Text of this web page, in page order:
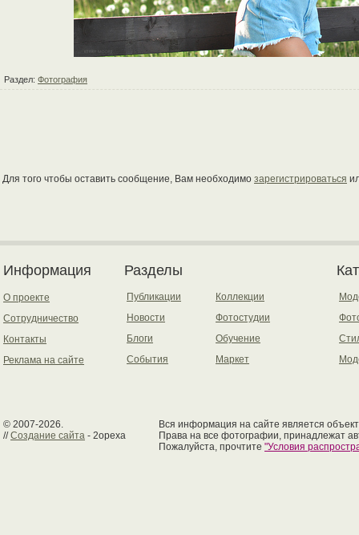
Раздел: Фотография
Для того чтобы оставить сообщение, Вам необходимо зарегистрироваться
Информация
О проекте
Сотрудничество
Контакты
Реклама на сайте
Разделы
Публикации
Новости
Блоги
События
Коллекции
Фотостудии
Обучение
Маркет
© 2007-2026.
//Создание сайта - 2opexa
Вся информация на сайте является
Права на все фотографии, принадлежат
Пожалуйста, прочтите "Условия